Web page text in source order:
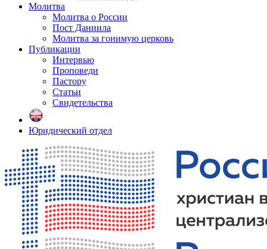
Молитва
Молитва о России
Пост Даниила
Молитва за гонимую церковь
Публикации
Интервью
Проповеди
Пастору
Статьи
Свидетельства
Юридический отдел